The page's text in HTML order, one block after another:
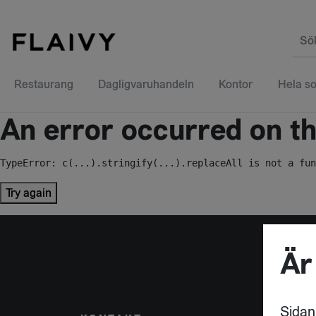
Restaurang Dagligvaruhandeln Kontor Hela
An error occurred on
TypeError: c(...).stringify(...).replaceAll is not a
Try again